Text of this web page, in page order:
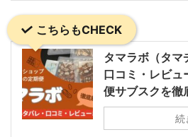
こちらもCHECK
タマラボ（タマ
口コミ・レビュ
便サブスクを徹
続